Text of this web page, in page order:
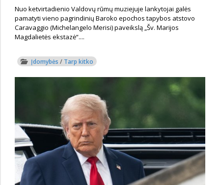
Nuo ketvirtadienio Valdovų rūmų muziejuje lankytojai galės
pamatyti vieno pagrindinių Baroko epochos tapybos atstovo
Caravaggio (Michelangelo Merisi) paveikslą „Šv. Marijos
Magdalietės ekstazė“....
Įdomybės / Tarp kitko